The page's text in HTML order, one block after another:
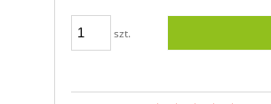
szt.